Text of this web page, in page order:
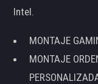
Intel.
MONTAJE
MONTAJE